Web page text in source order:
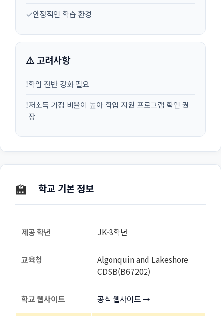
✓안정적인 학습 환경
⚠️ 고려사항
!학업 전반 강화 필요
!저소득 가정 비율이 높아 학업 지원 프로그램 확인 권
장
🏫 학교 기본 정보
제공 학년 JK-8학년
교육청
Algonquin and Lakeshore
CDSB(B67202)
학교 웹사이트 공식 웹사이트 →